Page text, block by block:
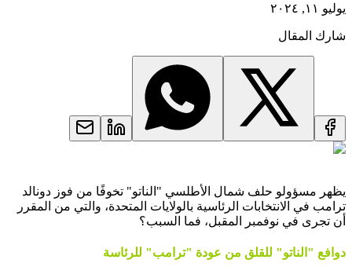
يوليو ١١, ٢٠٢٤
شارك المقال
يظهر مسؤولو حلف شمال الأطلسي "الناتو" تخوفًا من فوز دونالد
ترامب في الانتخابات الرئاسية بالولايات المتحدة، والتي من المقرر
أن تجرى في نوفمبر المقبل، فما السبب؟
دوافع "الناتو" للقلق من عودة "ترامب" للرئاسة